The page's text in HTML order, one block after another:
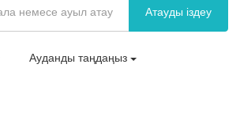
Атауды іздеу
Ауданды таңдаңыз